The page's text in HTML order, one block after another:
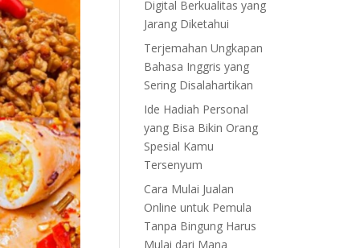
Digital Berkualitas yang
Jarang Diketahui
Terjemahan Ungkapan
Bahasa Inggris yang
Sering Disalahartikan
Ide Hadiah Personal
yang Bisa Bikin Orang
Spesial Kamu
Tersenyum
Cara Mulai Jualan
Online untuk Pemula
Tanpa Bingung Harus
Mulai dari Mana